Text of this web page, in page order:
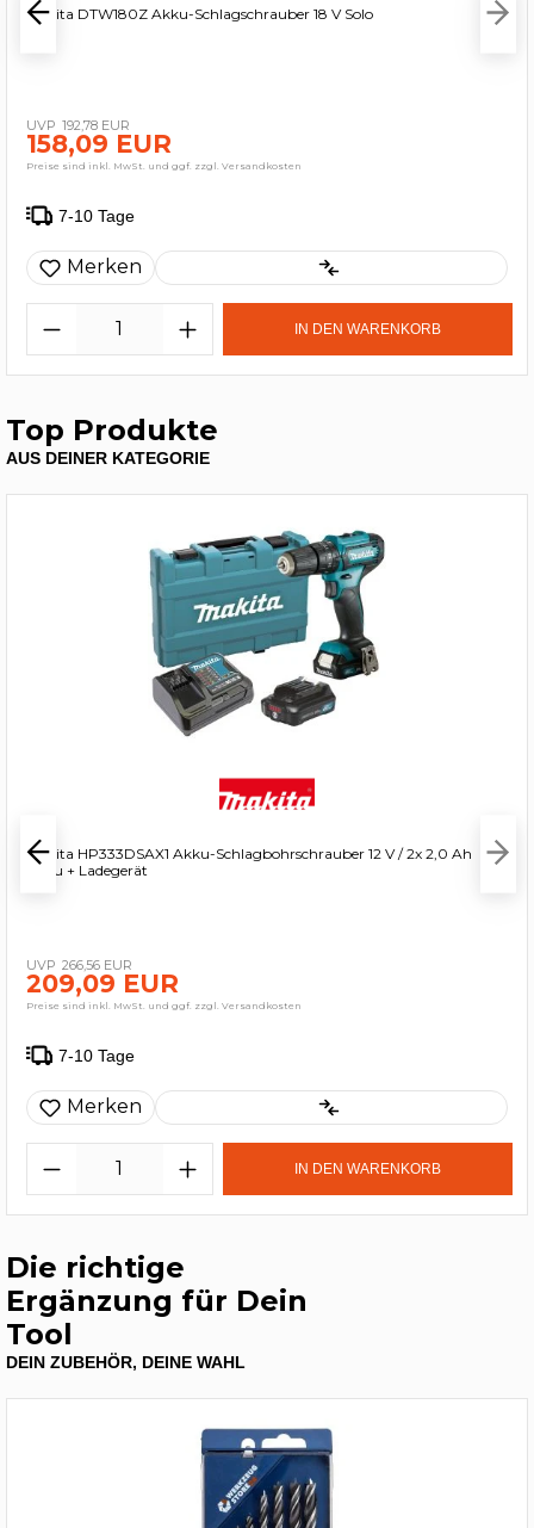
Makita DTW180Z Akku-Schlagschrauber 18 V Solo
192,78 EUR
158,09 EUR
Preise sind inkl. MwSt. und ggf. zzgl. Versandkosten
7-10 Tage
Merken
IN DEN WARENKORB
Top Produkte
AUS DEINER KATEGORIE
Makita HP333DSAX1 Akku-Schlagbohrschrauber 12 V / 2x 2,0 Ah
Akku + Ladegerät
266,56 EUR
209,09 EUR
Preise sind inkl. MwSt. und ggf. zzgl. Versandkosten
7-10 Tage
Merken
IN DEN WARENKORB
Die richtige
Ergänzung für Dein
Tool
DEIN ZUBEHÖR, DEINE WAHL